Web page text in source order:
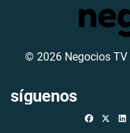
© 2026 Negocios TV
síguenos
Facebook